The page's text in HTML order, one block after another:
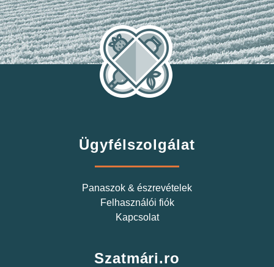
Ügyfélszolgálat
Panaszok & észrevételek
Felhasználói fiók
Kapcsolat
Szatmári.ro